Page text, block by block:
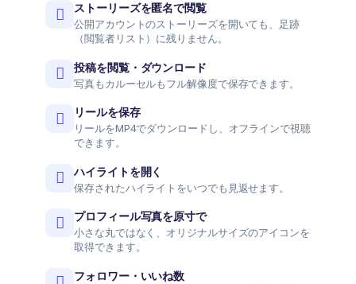
ストーリーズを匿名で閲覧
公開アカウントのストーリーズを開いても、足跡
（閲覧者リスト）に残りません。
投稿を閲覧・ダウンロード
写真もカルーセルもフル解像度で保存できます。
リールを保存
リールをMP4でダウンロードし、オフラインで視聴
できます。
ハイライトを開く
保存されたハイライトをいつでも見返せます。
プロフィール写真を原寸で
小さな丸ではなく、オリジナルサイズのアイコンを
取得できます。
フォロワー・いいね数